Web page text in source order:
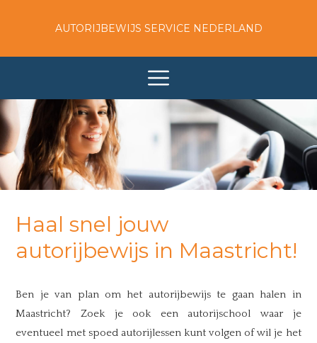
AUTORIJBEWIJS SERVICE NEDERLAND
Haal snel jouw
autorijbewijs in Maastricht!
Ben je van plan om het autorijbewijs te gaan halen in
Maastricht? Zoek je ook een autorijschool waar je
eventueel met spoed autorijlessen kunt volgen of wil je het